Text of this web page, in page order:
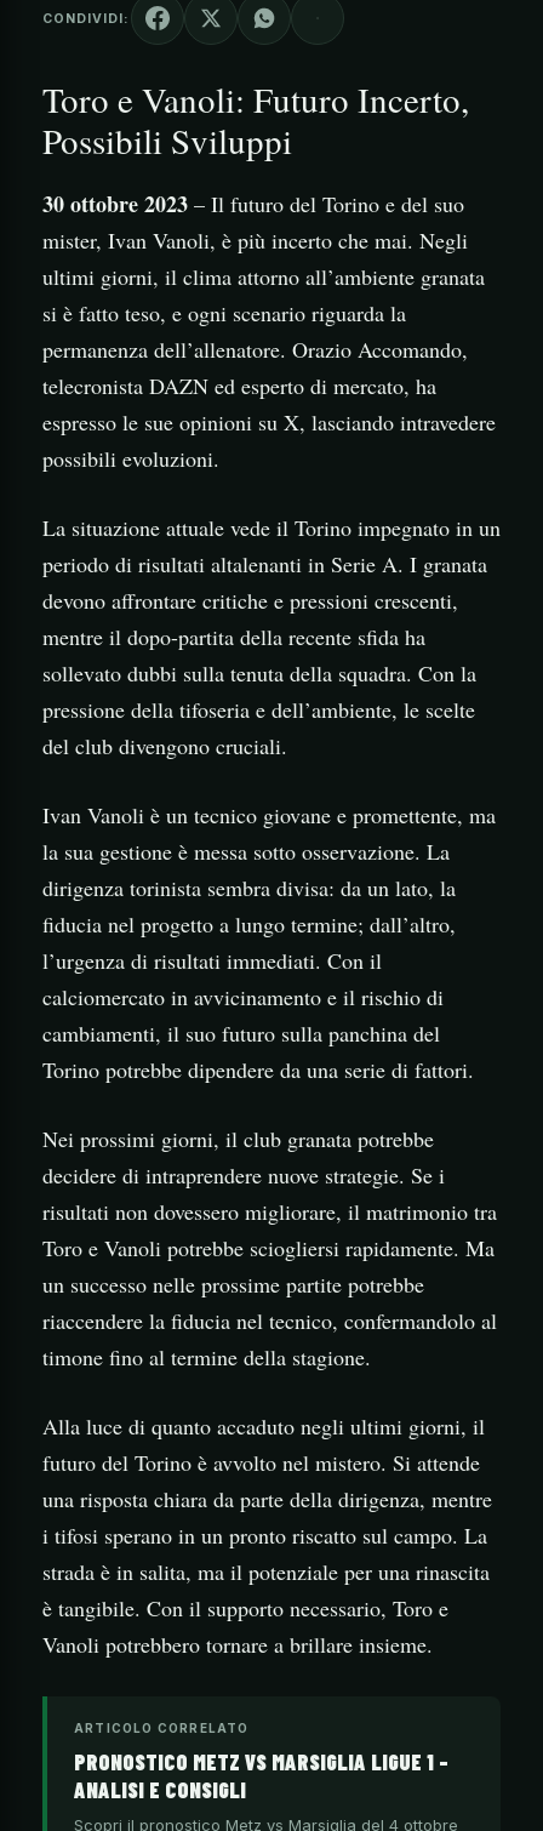
CONDIVIDI:
Toro e Vanoli: Futuro Incerto,
Possibili Sviluppi
30 ottobre 2023 – Il futuro del Torino e del suo
mister, Ivan Vanoli, è più incerto che mai. Negli
ultimi giorni, il clima attorno all’ambiente granata
si è fatto teso, e ogni scenario riguarda la
permanenza dell’allenatore. Orazio Accomando,
telecronista DAZN ed esperto di mercato, ha
espresso le sue opinioni su X, lasciando intravedere
possibili evoluzioni.
La situazione attuale vede il Torino impegnato in un
periodo di risultati altalenanti in Serie A. I granata
devono affrontare critiche e pressioni crescenti,
mentre il dopo-partita della recente sfida ha
sollevato dubbi sulla tenuta della squadra. Con la
pressione della tifoseria e dell’ambiente, le scelte
del club divengono cruciali.
Ivan Vanoli è un tecnico giovane e promettente, ma
la sua gestione è messa sotto osservazione. La
dirigenza torinista sembra divisa: da un lato, la
fiducia nel progetto a lungo termine; dall’altro,
l’urgenza di risultati immediati. Con il
calciomercato in avvicinamento e il rischio di
cambiamenti, il suo futuro sulla panchina del
Torino potrebbe dipendere da una serie di fattori.
Nei prossimi giorni, il club granata potrebbe
decidere di intraprendere nuove strategie. Se i
risultati non dovessero migliorare, il matrimonio tra
Toro e Vanoli potrebbe sciogliersi rapidamente. Ma
un successo nelle prossime partite potrebbe
riaccendere la fiducia nel tecnico, confermandolo al
timone fino al termine della stagione.
Alla luce di quanto accaduto negli ultimi giorni, il
futuro del Torino è avvolto nel mistero. Si attende
una risposta chiara da parte della dirigenza, mentre
i tifosi sperano in un pronto riscatto sul campo. La
strada è in salita, ma il potenziale per una rinascita
è tangibile. Con il supporto necessario, Toro e
Vanoli potrebbero tornare a brillare insieme.
ARTICOLO CORRELATO
PRONOSTICO METZ VS MARSIGLIA LIGUE 1 –
ANALISI E CONSIGLI
Scopri il pronostico Metz vs Marsiglia del 4 ottobre